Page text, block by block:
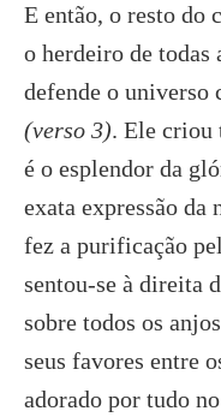
E então, o resto do
o herdeiro de todas
defende o universo
(verso 3). Ele criou
é o esplendor da
exata expressão da
fez a purificação
sentou-se à direita
sobre todos os
seus favores entre
adorado por tudo